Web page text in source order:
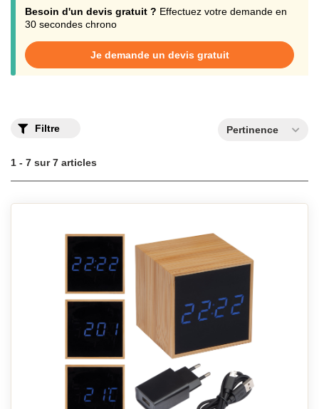
votre logo ou design, et optez pour la technique d’impression ou
de broderie qui vous convient le mieux. Grâce à nos prix
avantageux. Profitez également de notre livraison rapide pour
recevoir vos commandes dans les meilleurs délais. Commandez
dès maintenant votre pull personnalisé pour un style unique et un
Besoin d'un devis gratuit ? Effectuez votre demande en
30 secondes chrono
Je demande un devis gratuit
Filtre Pertinence
1 - 7 sur 7 articles